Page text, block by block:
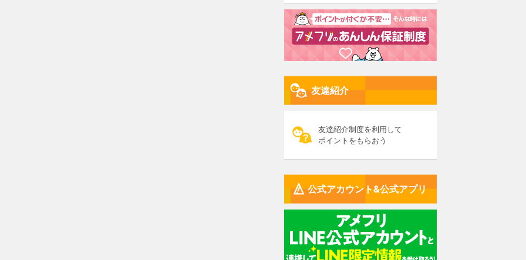
友達紹介
友達紹介制度を利用して
ポイントをもらおう
公式アカウント&公式アプリ